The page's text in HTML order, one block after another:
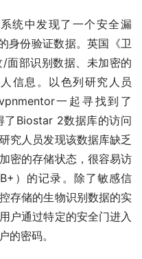
统中发现了一个安全漏
身份验证数据。英国《卫
面部识别数据、未加密的
信息。以色列研究人员
一起寻找到了
了Biostar 2数据库的访问
究人员发现该数据库缺乏
密的存储状态，很容易访
）的记录。除了敏感信
存储的生物识别数据的实
户通过特定的安全门进入
的密码。